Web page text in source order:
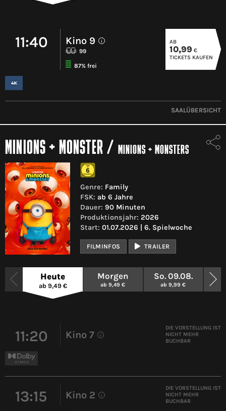
11:40 Kino 9 i
99
87% frei
AB
10,99 €
TICKETS KAUFEN
SAALÜBERSICHT
MINIONS + MONSTER / MINIONS + MONSTERS
Genre: Family
FSK: ab 6 Jahre
Dauer: 90 Minuten
Produktionsjahr: 2026
Start: 01.07.2026 | 6. Spielwoche
FILMINFOS TRAILER
Heute
ab 9,49 €
Morgen
ab 9,49 €
So. 09.08.
ab 9,99 €
11:20 Kino 7 i
DIE VORSTELLUNG IST
NICHT MEHR
BUCHBAR
13:15 Kino 2 i
DIE VORSTELLUNG IST
NICHT MEHR
BUCHBAR